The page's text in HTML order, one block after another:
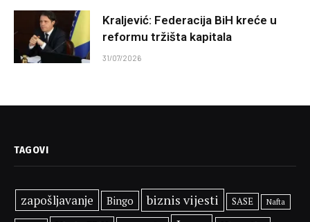
Kraljević: Federacija BiH kreće u
reformu tržišta kapitala
31/07/2026
TAGOVI
zapošljavanje Bingo biznis vijesti SASE Nafta